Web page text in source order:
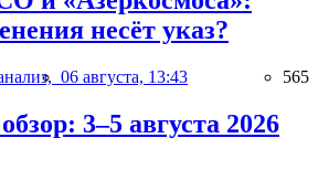
несёт указ?
06 августа, 13:43 565
3–5 августа 2026